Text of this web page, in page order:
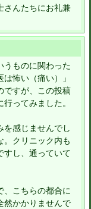
さんたちにお礼兼
うものに関わった
怖い（痛い）」
ですが、この投稿
ってみました。
を感じませんでし
。クリニック内も
すし、通っていて
、こちらの都合に
然かかりませんで